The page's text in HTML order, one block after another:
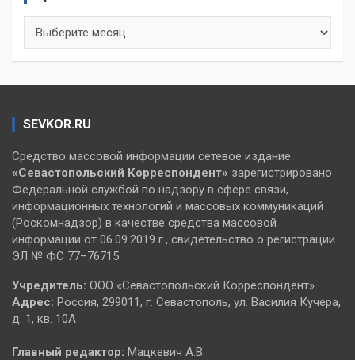
SEVKOR.RU
Средство массовой информации сетевое издание
«Севастопольский Корреспондент» зарегистрировано
Федеральной службой по надзору в сфере связи,
информационных технологий и массовых коммуникаций
(Роскомнадзор) в качестве средства массовой
информации от 06.09.2019 г., свидетельство о регистрации
ЭЛ № ФС 77–76715
Учредитель: ООО «Севастопольский Корреспондент».
Адрес: Россия, 299011, г. Севастополь, ул. Василия Кучера,
д. 1, кв. 10А
Главный редактор: Мацкевич А.В.